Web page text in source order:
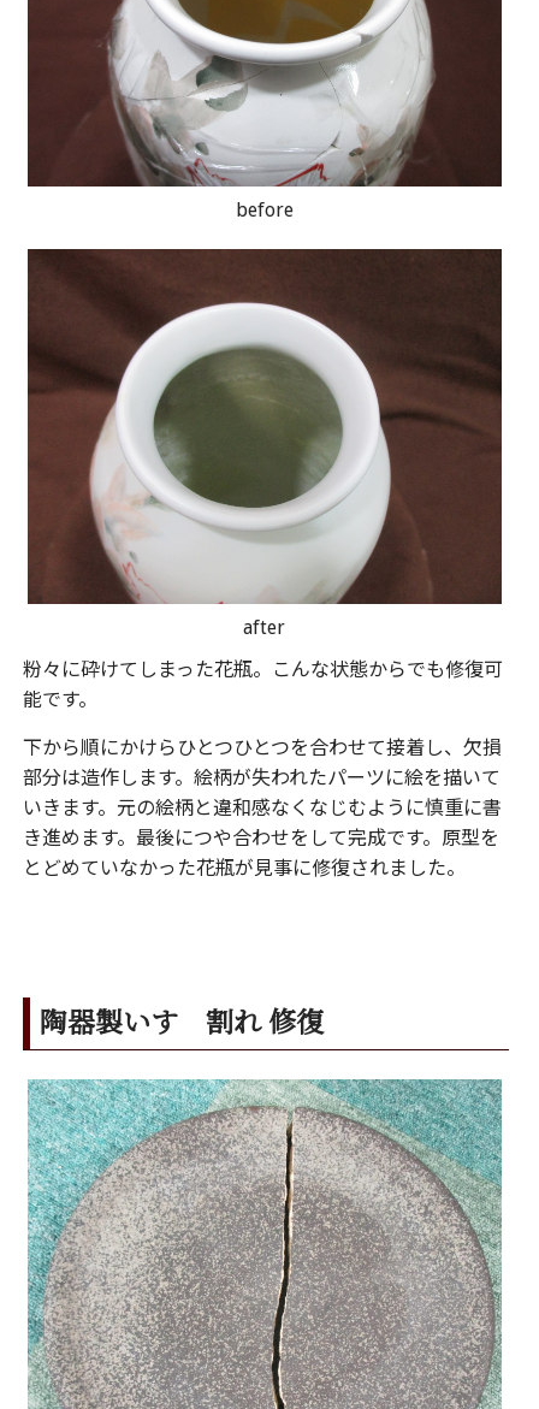
before
after
粉々に砕けてしまった花瓶。こんな状態からでも修復可
能です。
下から順にかけらひとつひとつを合わせて接着し、欠損
部分は造作します。絵柄が失われたパーツに絵を描いて
いきます。元の絵柄と違和感なくなじむように慎重に書
き進めます。最後につや合わせをして完成です。原型を
とどめていなかった花瓶が見事に修復されました。
陶器製いす 割れ 修復